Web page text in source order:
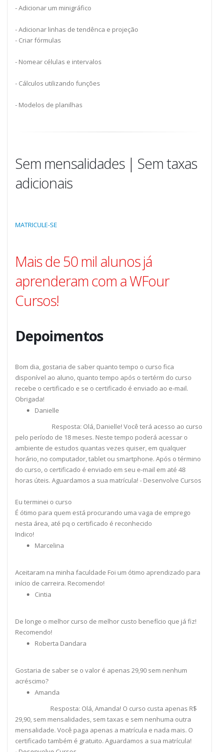
- Adicionar um minigráfico
- Adicionar linhas de tendênca e projeção
- Criar fórmulas
- Nomear células e intervalos
- Cálculos utilizando funções
- Modelos de planilhas
Sem mensalidades | Sem taxas
adicionais
MATRICULE-SE
Mais de 50 mil alunos já
aprenderam com a WFour
Cursos!
Depoimentos
Bom dia, gostaria de saber quanto tempo o curso fica
disponível ao aluno, quanto tempo após o tertérm do curso
recebe o certificado e se o certificado é enviado ao e-mail.
Obrigada!
Danielle
Resposta: Olá, Danielle! Você terá acesso ao curso
pelo período de 18 meses. Neste tempo poderá acessar o
ambiente de estudos quantas vezes quiser, em qualquer
horário, no computador, tablet ou smartphone. Após o término
do curso, o certificado é enviado em seu e-mail em até 48
horas úteis. Aguardamos a sua matrícula! - Desenvolve Cursos
Eu terminei o curso
É ótimo para quem está procurando uma vaga de emprego
nesta área, até pq o certificado é reconhecido
Indico!
Marcelina
Aceitaram na minha faculdade Foi um ótimo aprendizado para
início de carreira. Recomendo!
Cintia
De longe o melhor curso de melhor custo benefício que já fiz!
Recomendo!
Roberta Dandara
Gostaria de saber se o valor é apenas 29,90 sem nenhum
acréscimo?
Amanda
Resposta: Olá, Amanda! O curso custa apenas R$
29,90, sem mensalidades, sem taxas e sem nenhuma outra
mensalidade. Você paga apenas a matrícula e nada mais. O
certificado também é gratuito. Aguardamos a sua matrícula!